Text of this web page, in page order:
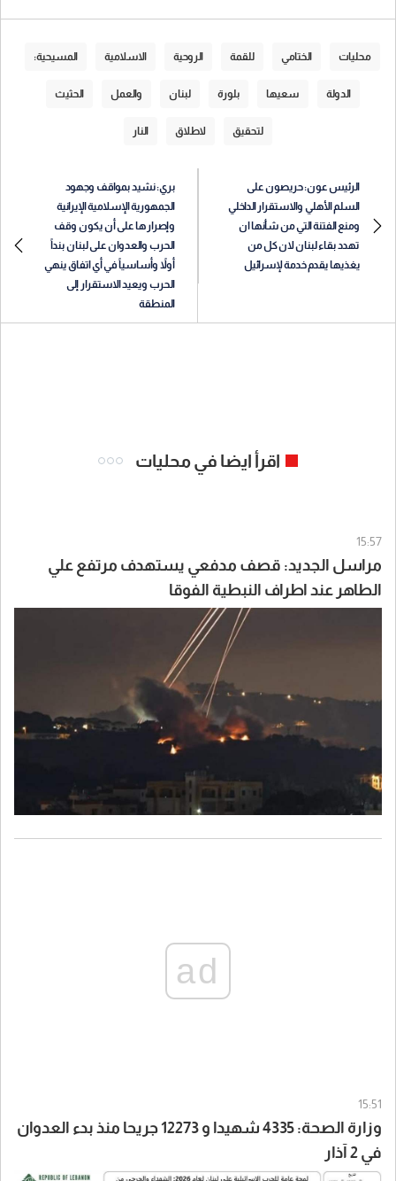
محليات الختامي للقمة الروحية الاسلامية المسيحية:
الدولة سعيها بلورة لبنان والعمل الحثيث
لتحقيق لاطلاق النار
الرئيس عون: حريصون على
السلم الأهلي والاستقرار الداخلي
ومنع الفتنة التي من شأنها ان
تهدد بقاء لبنان لان كل من
يغذيها يقدم خدمة لإسرائيل
بري: نشيد بمواقف وجهود
الجمهورية الإسلامية الإيرانية
وإصرارها على أن يكون وقف
الحرب والعدوان على لبنان بنداً
أولاً وأساسياً في أي اتفاق ينهي
الحرب ويعيد الاستقرار إلى
المنطقة
اقرأ ايضا في محليات
15:57
مراسل الجديد: قصف مدفعي يستهدف مرتفع علي
الطاهر عند اطراف النبطية الفوقا
ad
15:51
وزارة الصحة: 4335 شهيدا و 12273 جريحا منذ بدء العدوان
في 2 آذار